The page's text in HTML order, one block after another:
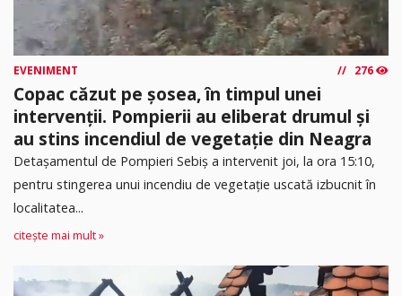
EVENIMENT 276
Copac căzut pe șosea, în timpul unei
intervenții. Pompierii au eliberat drumul și
au stins incendiul de vegetație din Neagra
Detașamentul de Pompieri Sebiș a intervenit joi, la ora 15:10,
pentru stingerea unui incendiu de vegetație uscată izbucnit în
localitatea...
citește mai mult »